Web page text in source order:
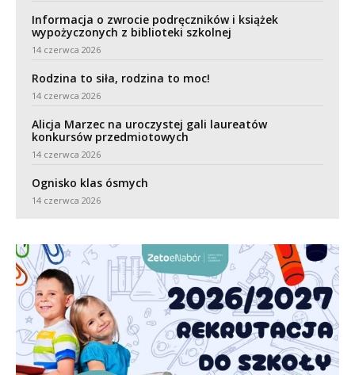
Informacja o zwrocie podręczników i książek
wypożyczonych z biblioteki szkolnej
14 czerwca 2026
Rodzina to siła, rodzina to moc!
14 czerwca 2026
Alicja Marzec na uroczystej gali laureatów
konkursów przedmiotowych
14 czerwca 2026
Ognisko klas ósmych
14 czerwca 2026